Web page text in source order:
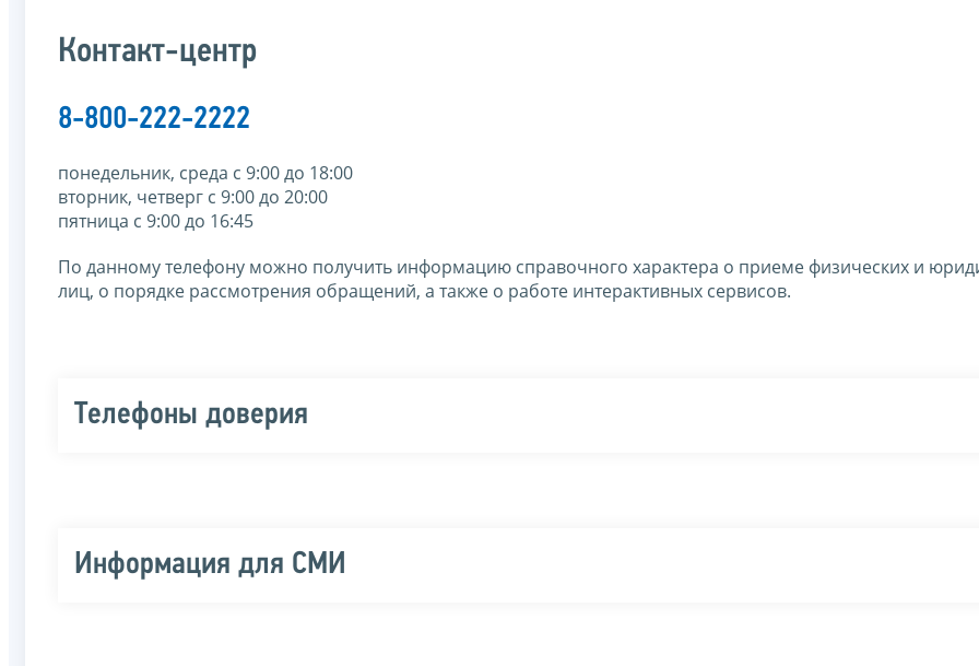
Контакт-центр
8-800-222-2222
понедельник, среда с 9:00 до 18:00
вторник, четверг с 9:00 до 20:00
пятница с 9:00 до 16:45
По данному телефону можно получить информацию справочного характера о приеме физических и
лиц, о порядке рассмотрения обращений, а также о работе интерактивных сервисов.
Телефоны доверия
Информация для СМИ